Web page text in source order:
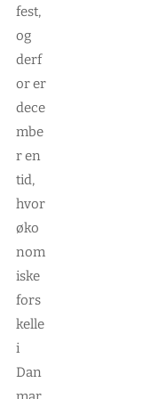
fest,
og
derf
or er
dece
mbe
r en
tid,
hvor
øko
nom
iske
fors
kelle
i
Dan